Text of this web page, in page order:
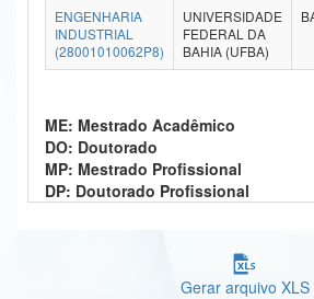
Ministério da Ciência, Tecnologia, Inovações e
Ministério do Meio Ambiente
Ministério do Desenvolvimento Regional
Controladoria-Geral da União
ENGENHARIA
INDUSTRIAL
(28001010062P8)
UNIVERSIDADE
FEDERAL DA
BAHIA (UFBA)
ME: Mestrado Acadêmico
DO: Doutorado
MP: Mestrado Profissional
DP: Doutorado Profissional
Gerar arquivo XLS